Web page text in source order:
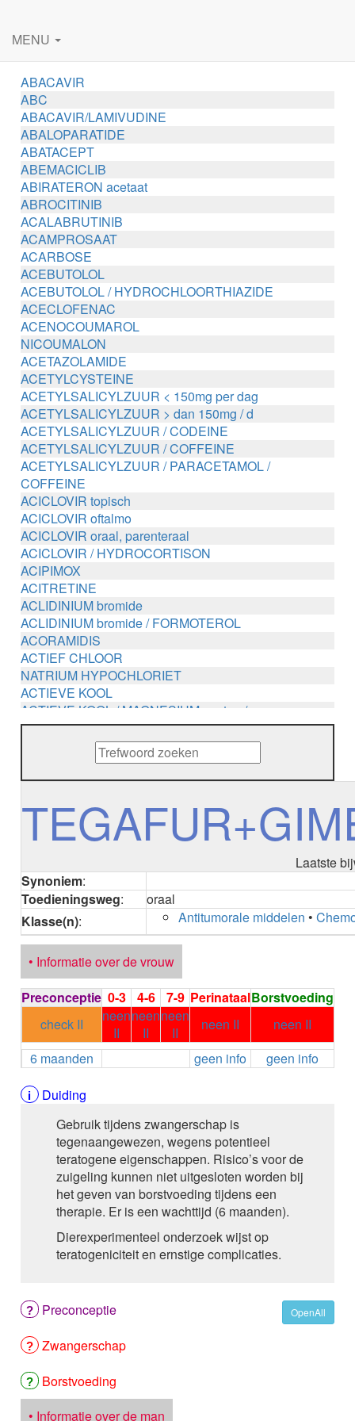
MENU
ABACAVIR
ABC
ABACAVIR/LAMIVUDINE
ABALOPARATIDE
ABATACEPT
ABEMACICLIB
ABIRATERON acetaat
ABROCITINIB
ACALABRUTINIB
ACAMPROSAAT
ACARBOSE
ACEBUTOLOL
ACEBUTOLOL / HYDROCHLOORTHIAZIDE
ACECLOFENAC
ACENOCOUMAROL
NICOUMALON
ACETAZOLAMIDE
ACETYLCYSTEINE
ACETYLSALICYLZUUR < 150mg per dag
ACETYLSALICYLZUUR > dan 150mg / d
ACETYLSALICYLZUUR / CODEINE
ACETYLSALICYLZUUR / COFFEINE
ACETYLSALICYLZUUR / PARACETAMOL /
COFFEINE
ACICLOVIR topisch
ACICLOVIR oftalmo
ACICLOVIR oraal, parenteraal
ACICLOVIR / HYDROCORTISON
ACIPIMOX
ACITRETINE
ACLIDINIUM bromide
ACLIDINIUM bromide / FORMOTEROL
ACORAMIDIS
ACTIEF CHLOOR
NATRIUM HYPOCHLORIET
ACTIEVE KOOL
ACTIEVE KOOL / MAGNESIUM zouten /
METHENAMINE
ADALIMUMAB
ADAPALEEN
ADAPALEEN / BENZOYLPEROXIDE
ADENOSINE
AESCINE
AFLIBERCEPT parenteraal
AFLIBERCEPT intravitreaal
AGALSIDASE alfa
AGALSIDASE bèta
AGOMELATINE
ALBIGLUTIDE
ALBUTREPENONACOG ALFA
Stollingsfactor IX; Factor IX
ALCOHOL
ETHANOL
ALECTINIB
ALENDRONAAT
ALENDRONAAT / VITAMINE D3 / CACO3
ALFA-1-PROTEINASEREMMER humaan
ALFENTANYL HCl
ALFUZOSINE
ALGELDRAAT
ALGELDRAAT / MAGNESIUM HYDROXYDE
ALGINAAT Na / BICARBONAAT Na
ALGINAAT Na / Na BICARBONAAT / CALCIUM
ALGLUCOSIDASE alfa
ALIROCUMAB
ALITRETINOINE
ALIZAPRIDE
ALLOPURINOL
ALMOTRIPTAN
ALOGLIPTINE benzoaat
Laatste
Synoniem:
Toedieningsweg:
oraal
Klasse(n): Antitumorale middelen •
• Informatie over de vrouw
Preconceptie 0-3 4-6 7-9 PerinataalBorstvoeding
check II
neen
II
neen
II
neen
II
neen II
neen II
6 maanden
geen info
geen info
Duiding
Gebruik tijdens zwangerschap is
tegenaangewezen, wegens potentieel
teratogene eigenschappen. Risico’s voor de
zuigeling kunnen niet uitgesloten worden bij
het geven van borstvoeding tijdens een
therapie. Er is een wachttijd (6 maanden).
Dierexperimenteel onderzoek wijst op
teratogeniciteit en ernstige complicaties.
OpenAll
Preconceptie
Zwangerschap
Borstvoeding
• Informatie over de man